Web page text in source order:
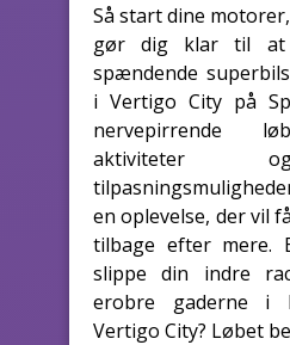
Så start dine
gør dig klar til at
spændende
i Vertigo City på
nervepirrende
aktiviteter
en oplevelse, der vil
tilbage efter
slippe din indre
erobre gaderne i
Vertigo City? Løbet